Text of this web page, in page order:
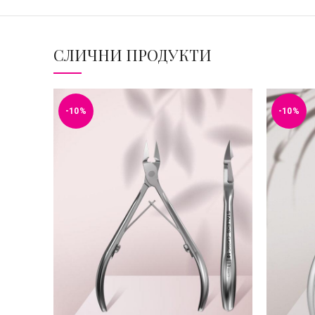
СЛИЧНИ ПРОДУКТИ
-10% -10%